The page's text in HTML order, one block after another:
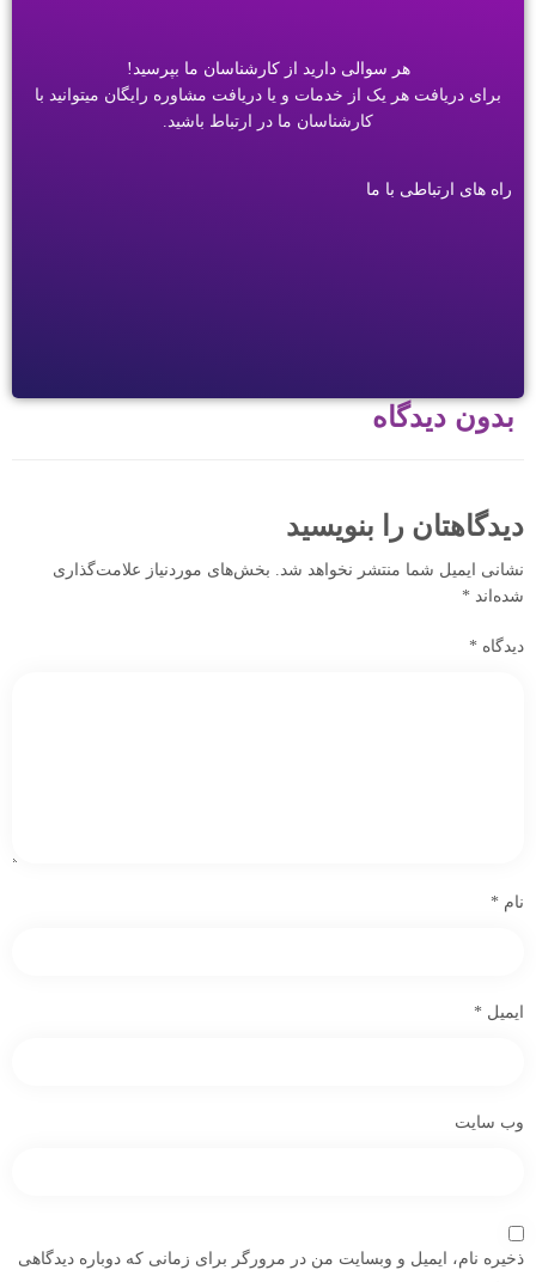
هر سوالی دارید از کارشناسان ما بپرسید!
برای دریافت هر یک از خدمات و یا دریافت مشاوره رایگان میتوانید با
کارشناسان ما در ارتباط باشید.
راه های ارتباطی با ما
بدون دیدگاه
دیدگاهتان را بنویسید
نشانی ایمیل شما منتشر نخواهد شد.
بخش‌های موردنیاز علامت‌گذاری
شده‌اند *
دیدگاه *
نام *
ایمیل *
وب‌ سایت
ذخیره نام، ایمیل و وبسایت من در مرورگر برای زمانی که دوباره دیدگاهی